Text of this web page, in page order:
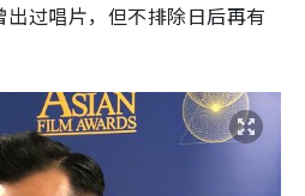
过唱片，但不排除日后再有